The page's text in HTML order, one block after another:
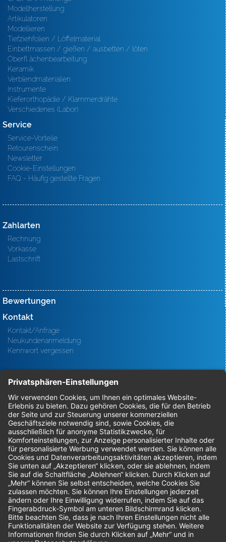
Modellherstellung
Artikulatoren
Modellieren
Tiefziehfolien / Löffelmaterial
Einbettmassen / gießen / ausbetten / löten
Oberfl ächenbearbeitung
Keramik
Verblendmaterialien
Instrumente
Kieferorthopädie / Klammerdrähte
Verschiedenes (Labor)
Service
Service-Vorteile
Retourenschein
Newsletter
Cookie-Einstellungen
FAQ - Häufig gestellte Fragen
Zahlarten
Rechnung
Vorkasse
Lastschrift
Bewertungen
Kontakt
Kontakt/Anfrage
Neukundenanmeldung
Kennwort vergessen
Bestellungen
Sendung verfolgen
Geprüfter Shop